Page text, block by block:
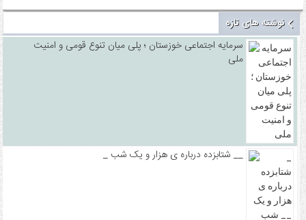
نوشته های تازه
سرمایه اجتماعی خوزستان ؛ پلی میان تنوع قومی و امنیت
ملی
_ شتابزده درباره ی هزار و یک شب __